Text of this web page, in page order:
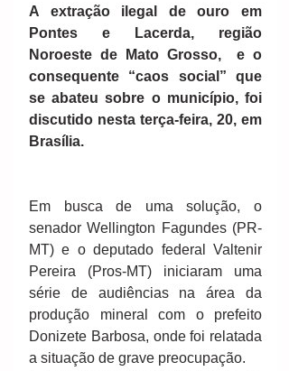
A extração ilegal de ouro em
Pontes e Lacerda, região
Noroeste de Mato Grosso,  e o
consequente “caos social” que
se abateu sobre o município, foi
discutido nesta terça-feira, 20, em
Brasília.
Em busca de uma solução, o
senador Wellington Fagundes (PR-
MT) e o deputado federal Valtenir
Pereira (Pros-MT) iniciaram uma
série de audiências na área da
produção mineral com o prefeito
Donizete Barbosa, onde foi relatada
a situação de grave preocupação.